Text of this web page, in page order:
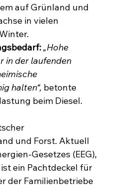
auf Grünland und
in vielen
„Hohe
in der laufenden
halten“, betonte
beim Diesel.
und Forst. Aktuell
Gesetzes (EEG),
ein Pachtdeckel für
der Familienbetriebe